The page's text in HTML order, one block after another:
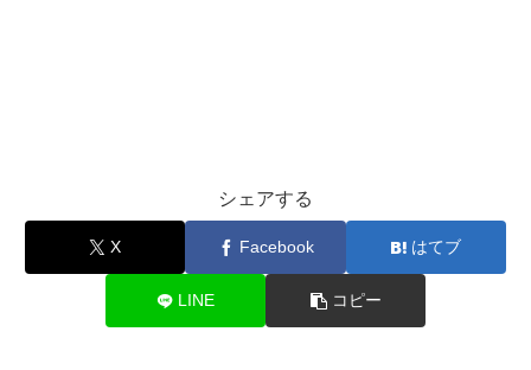
シェアする
X Facebook はてブ
LINE コピー